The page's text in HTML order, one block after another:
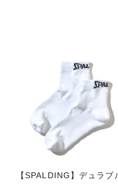
【SPALDING】デュラブ